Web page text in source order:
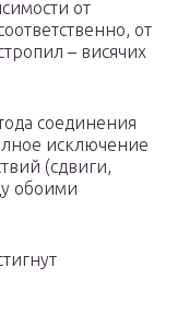
от
от
– висячих
соединения
исключение
(сдвиги,
обоими